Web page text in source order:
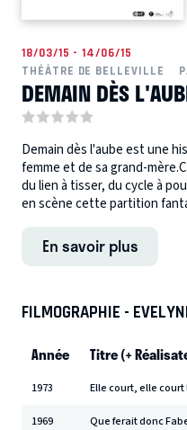
18/03/15 - 14/06/15
THÉÂTRE DE BELLEVILLE
DEMAIN DÈS
Demain dès l'aube est une
femme et de sa grand-
du lien à tisser, du cycle à
en scène cette partition
En savoir plus
FILMOGRAPHIE -
Année Titre (+
1973 Elle court, elle
1969 Que ferait donc